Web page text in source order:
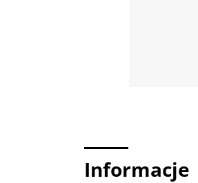
Informacje